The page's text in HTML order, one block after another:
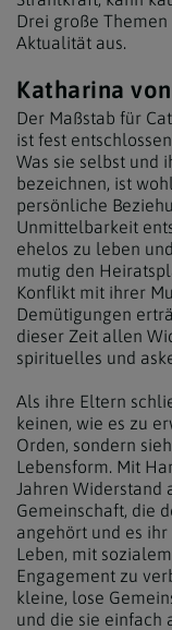
Drei große
Aktualität aus.
Katharina
Der Maßstab für
ist fest
Was sie selbst und
bezeichnen, ist
persönliche
Unmittelbarkeit
ehelos zu leben
mutig den
Konflikt mit ihrer
Demütigungen
dieser Zeit allen
spirituelles und
Als ihre Eltern
keinen, wie es zu
Orden, sondern
Lebensform. Mit
Jahren Widerstand
Gemeinschaft, die
angehört und es
Leben, mit
Engagement zu
kleine, lose
und die sie einfach